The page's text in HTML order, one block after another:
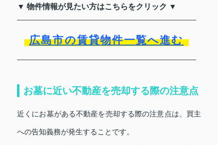
▼ 物件情報が見たい方はこちらをクリック ▼
広島市の賃貸物件一覧へ進む
お墓に近い不動産を売却する際の注意点
近くにお墓がある不動産を売却する際の注意点は、買主
への告知義務が発生することです。